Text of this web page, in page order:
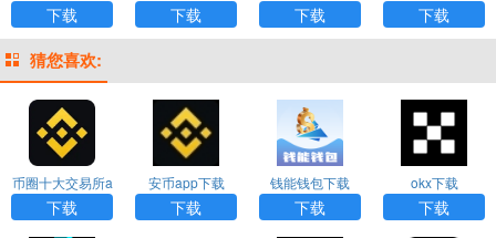
下载
卓版
下载
载官网版
下载
下载
下载
猜您喜欢:
币圈十大交易所a
pp下载
下载
安币app下载
下载
钱能钱包下载
下载
okx下载
下载